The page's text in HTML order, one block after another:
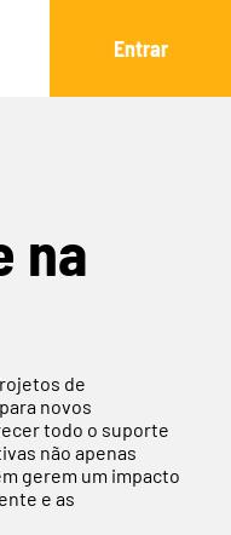
Entrar
na
de
novos
todo o suporte
não apenas
gerem um impacto
e as